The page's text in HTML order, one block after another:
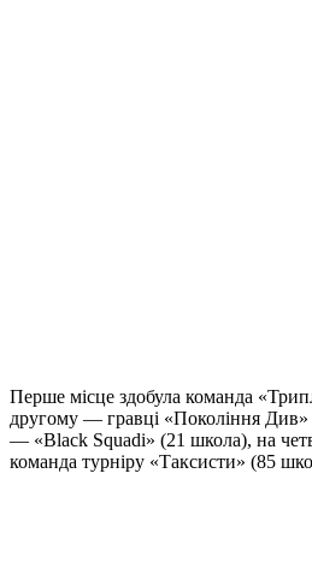
Перше місце здобула команда
другому — гравці «Покоління
— «Black Squadі» (21 школа), на
команда турніру «Таксисти» (85